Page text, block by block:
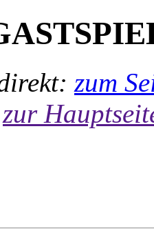
zum
zur